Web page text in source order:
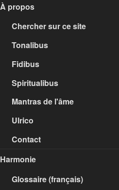
À propos
Chercher sur ce site
Tonalibus
Fidibus
Spiritualibus
Mantras de l'âme
Ulrico
Contact
Harmonie
Glossaire (français)